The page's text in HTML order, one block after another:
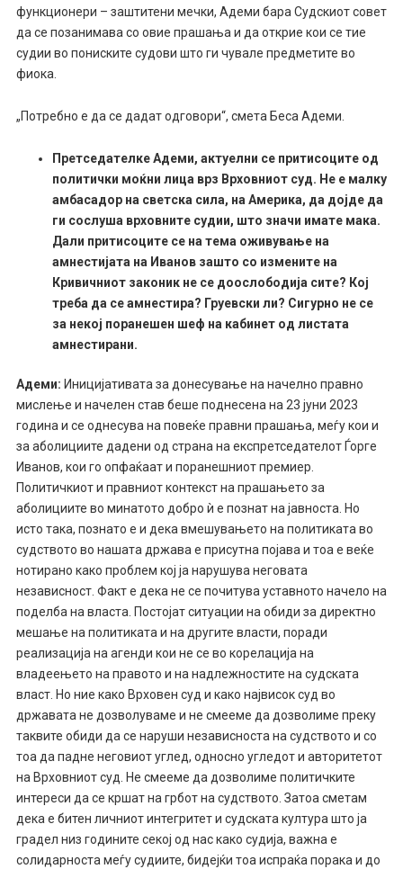
функционери – заштитени мечки, Адеми бара Судскиот совет
да се позанимава со овие прашања и да открие кои се тие
судии во пониските судови што ги чувале предметите во
фиока.
„Потребно е да се дадат одговори“, смета Беса Адеми.
Претседателке Адеми, актуелни се притисоците од
политички моќни лица врз Врховниот суд. Не е малку
амбасадор на светска сила, на Америка, да дојде да
ги сослуша врховните судии, што значи имате мака.
Дали притисоците се на тема оживување на
амнестијата на Иванов зашто со измените на
Кривичниот законик не се доослободија сите? Кој
треба да се амнестира? Груевски ли? Сигурно не се
за некој поранешен шеф на кабинет од листата
амнестирани.
Адеми: Иницијативата за донесување на начелно правно
мислење и начелен став беше поднесена на 23 јуни 2023
година и се однесува на повеќе правни прашања, меѓу кои и
за аболициите дадени од страна на експретседателот Ѓорге
Иванов, кои го опфаќаат и поранешниот премиер.
Политичкиот и правниот контекст на прашањето за
аболициите во минатото добро ѝ е познат на јавноста. Но
исто така, познато е и дека вмешувањето на политиката во
судството во нашата држава е присутна појава и тоа е веќе
нотирано како проблем кој ја нарушува неговата
независност. Факт е дека не се почитува уставното начело на
поделба на власта. Постојат ситуации на обиди за директно
мешање на политиката и на другите власти, поради
реализација на агенди кои не се во корелација на
владеењето на правото и на надлежностите на судската
власт. Но ние како Врховен суд и како највисок суд во
државата не дозволуваме и не смееме да дозволиме преку
таквите обиди да се наруши независноста на судството и со
тоа да падне неговиот углед, односно угледот и авторитетот
на Врховниот суд. Не смееме да дозволиме политичките
интереси да се кршат на грбот на судството. Затоа сметам
дека е битен личниот интегритет и судската култура што ја
градел низ годините секој од нас како судија, важна е
солидарноста меѓу судиите, бидејќи тоа испраќа порака и до